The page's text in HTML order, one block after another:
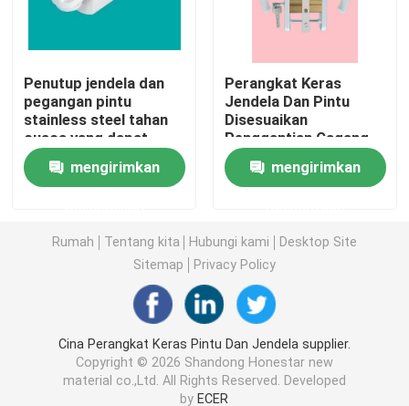
Jendela Tingkap UPVC
Jendela Sliding UPVC
Jendela aluminium penahan panas
Pintu Aluminium Thermal Break
Penutup jendela dan
pegangan pintu
stainless steel tahan
cuaca yang dapat
disesuaikan
mengirimkan
Perangkat Keras
Jendela Dan Pintu
Disesuaikan
Penggantian Gagang
Pintu Jendela UPVC
mengirimkan
Rumah Tentang kita Hubungi kami
Desktop Site
Sitemap
Privacy Policy
Cina Perangkat Keras Pintu Dan Jendela supplier.
Copyright © 2026 Shandong Honestar new
material co.,Ltd. All Rights Reserved. Developed
by ECER